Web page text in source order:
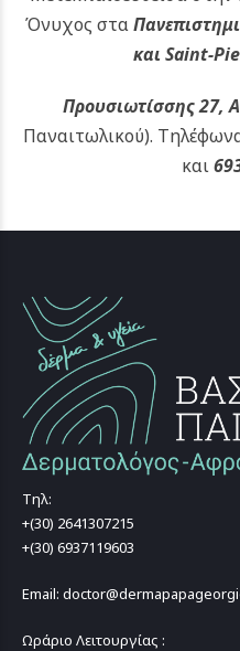
Όνυχος στα
και Saint-
Προυσιωτίσσης 27,
Παναιτωλικού).
και
Τηλ:
+(30) 2641307215
+(30) 6937119603
Email:
Ωράριο Λειτουργίας :